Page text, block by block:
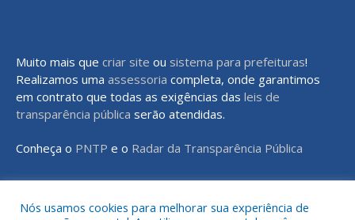
Muito mais que criar site ou sistema para prefeituras!
Realizamos uma assessoria completa, onde garantimos
em contrato que todas as exigências das leis de
transparência pública serão atendidas.
Conheça o PNTP e o Radar da Transparência Pública
Nós usamos cookies para melhorar sua experiência de